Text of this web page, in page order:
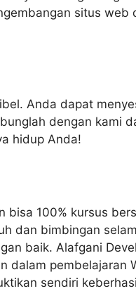
situs web
Anda dapat
dengan kami
hidup Anda!
bisa 100% kursus
dan bimbingan
baik. Alafgani
dalam pembelajaran
sendiri